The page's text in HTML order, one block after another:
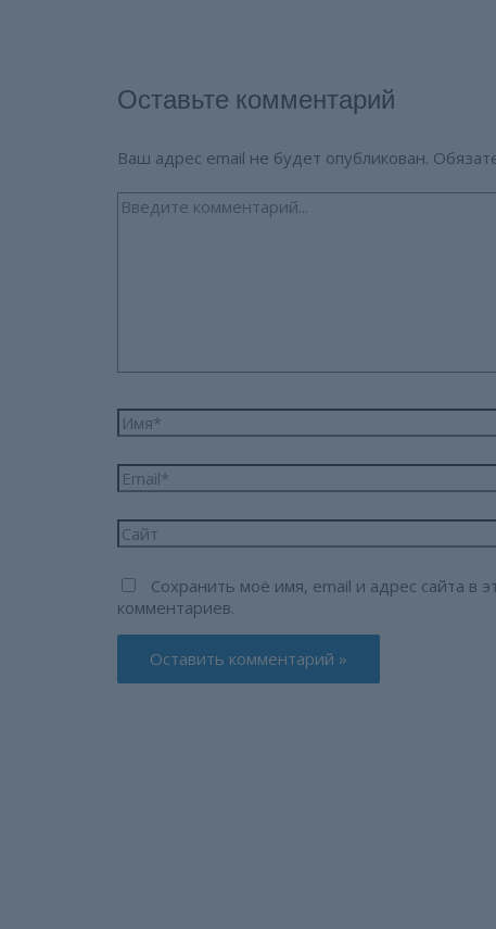
Оставьте комментарий
Ваш адрес email не будет опубликован.
Введите
Имя*
Email*
Сайт
Сохранить моё имя, email и адрес сайта в
комментариев.